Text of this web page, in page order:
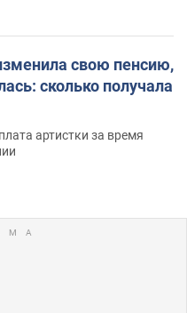
свою пенсию,
сколько получала
артистки за время